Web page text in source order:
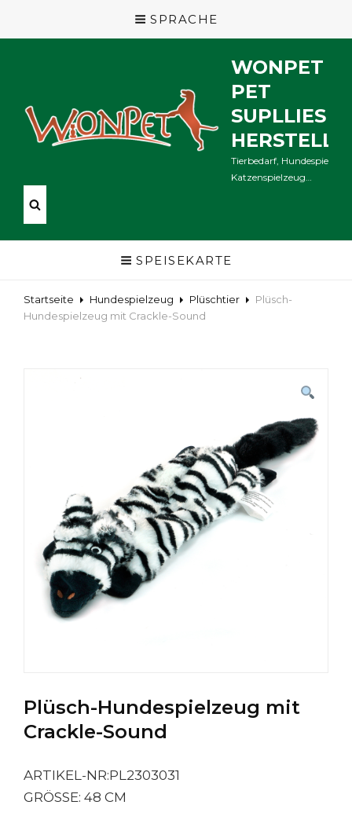
SPRACHE
WONPET
PET
SUPLLIES
Tierbedarf,
Katzenspielzeug…
SPEISEKARTE
Startseite Hundespielzeug Plüschtier
Plüsch-
Hundespielzeug mit Crackle-Sound
Plüsch-Hundespielzeug mit
Crackle-Sound
ARTIKEL-NR:PL2303031
GRÖSSE: 48 CM